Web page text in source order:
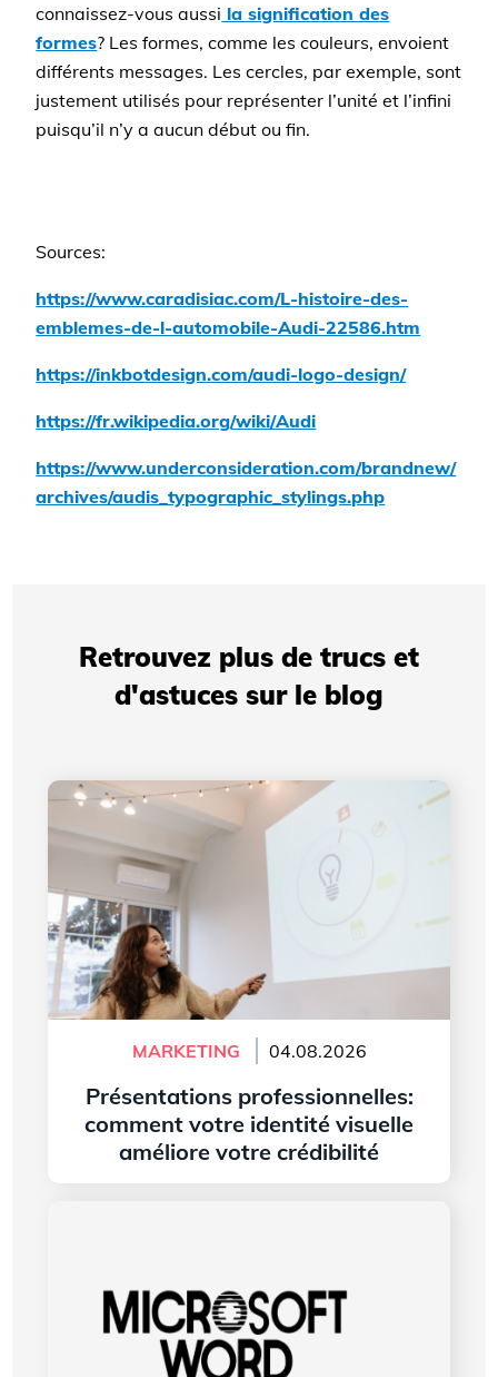
connaissez-vous aussi la signification des
formes? Les formes, comme les couleurs, envoient
différents messages. Les cercles, par exemple, sont
justement utilisés pour représenter l’unité et l’infini
puisqu’il n’y a aucun début ou fin.
Sources:
https://www.caradisiac.com/L-histoire-des-
emblemes-de-l-automobile-Audi-22586.htm
https://inkbotdesign.com/audi-logo-design/
https://fr.wikipedia.org/wiki/Audi
https://www.underconsideration.com/brandnew/
archives/audis_typographic_stylings.php
Retrouvez plus de trucs et
d'astuces sur le blog
MARKETING 04.08.2026
Présentations professionnelles:
comment votre identité visuelle
améliore votre crédibilité
Présentations professionnelles: comment votre
identité visuelle améliore votre crédibilité